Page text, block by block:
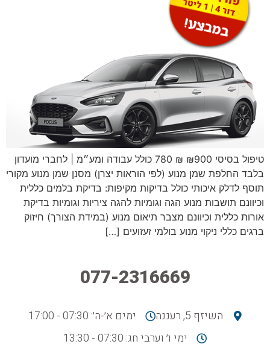
טיפול בסיסי ₪900 ₪ 780 כולל עבודה ומע״מ | לחברי מועדון
בלבד החלפת שמן מנוע (לפי הוראות יצרן) מסנן שמן מנוע מקורי
תוסף לדלק איכותי כולל בדיקות מקיפות: בדיקת בלמים כללית
וכיוונם תושבות מנוע הגה וגומיות להגה ציריות וגומיות בדיקת
אורות כללית וכיוונם מצבר תיאום מנוע (במידת הצורך) חיזוק
ברגים כללי ניקוי מנוע בולמי זעזועים […]
077-2316669
השיזף 5, רעננה
ימים א׳-ה׳: 07:30 - 17:00
ימי ו׳ וערבי חג: 07:30 - 13:30